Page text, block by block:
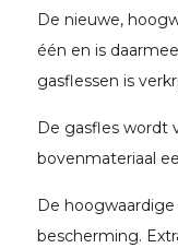
De nieuwe,
één en is
gasflessen is
De gasfles wordt
bovenmateriaal
De
bescherming.